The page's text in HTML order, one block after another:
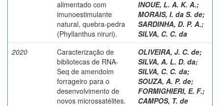
alimentado com
imunoestimulante
natural, quebra-pedra
(Phyllanthus niruri).
INOUE, L. A. K. A.;
MORAIS, I. da S. de;
SARDINHA, D. P. A.;
SILVA, C. C. da
2020
Caracterização de
bibliotecas de RNA-
Seq de amendoim
forrageiro para o
desenvolvimento de
novos microssatélites.
OLIVEIRA, J. C. de;
SILVA, A. L. D. da;
SILVA, C. C. da;
SOUZA, A. P. de;
FORMIGHIERI, E. F.;
CAMPOS, T. de